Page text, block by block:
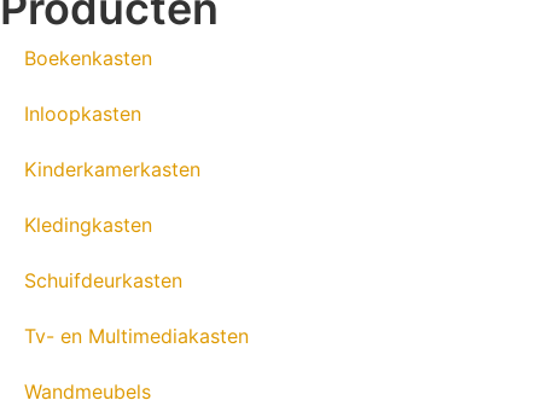
Boekenkasten
Inloopkasten
Kinderkamerkasten
Kledingkasten
Schuifdeurkasten
Tv- en Multimediakasten
Wandmeubels